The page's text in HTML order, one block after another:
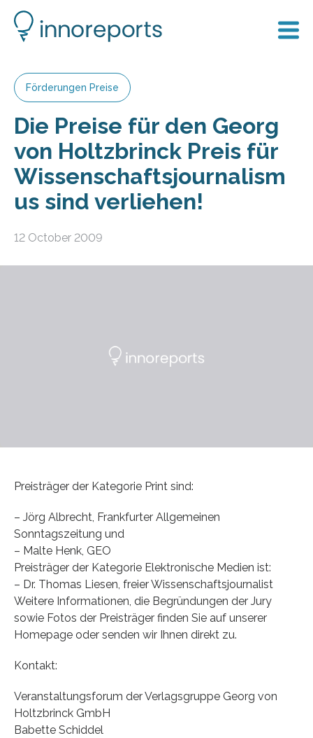
Förderungen Preise
Die Preise für den Georg
von Holtzbrinck Preis für
Wissenschaftsjournalism
us sind verliehen!
12 October 2009
Preisträger der Kategorie Print sind:
– Jörg Albrecht, Frankfurter Allgemeinen
Sonntagszeitung und
– Malte Henk, GEO
Preisträger der Kategorie Elektronische Medien ist:
– Dr. Thomas Liesen, freier Wissenschaftsjournalist
Weitere Informationen, die Begründungen der Jury
sowie Fotos der Preisträger finden Sie auf unserer
Homepage oder senden wir Ihnen direkt zu.
Kontakt:
Veranstaltungsforum der Verlagsgruppe Georg von
Holtzbrinck GmbH
Babette Schiddel